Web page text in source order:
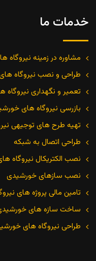
خدمات ما
مشاوره در زمینه
طراحی و نصب نیروگاه
تعمیر و نگهداری
بازرسی نیروگاه های
تهیه طرح های توجیهی
طراحی اتصال به شبکه
نصب الکتریکال نیروگاه
نصب سازهای خورشیدی
تامین مالی پروژه های
ساخت سازه های
طراحی نیروگاه های